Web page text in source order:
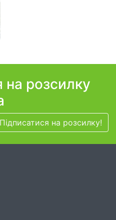
на розсилку
Підписатися на розсилку!